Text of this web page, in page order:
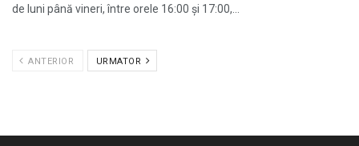
de luni până vineri, între orele 16:00 și 17:00,...
ANTERIOR URMATOR